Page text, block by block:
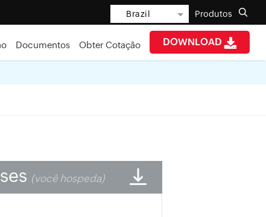
Brazil Produtos
DOWNLOAD
Documentos Obter Cotação
(você hospeda)